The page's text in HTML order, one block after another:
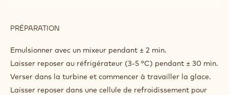
PRÉPARATION
AU
CLASSIQUE
Emulsionner avec un mixeur pendant ± 2 min.
Laisser reposer au réfrigérateur (3-5 °C) pendant ± 30 min.
Verser dans la turbine et commencer à travailler la glace.
Laisser reposer dans une cellule de refroidissement pour